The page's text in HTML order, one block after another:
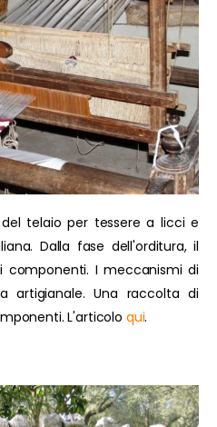
telaio per tessere a licci e
Dalla fase dell'orditura, il
componenti. I meccanismi di
artigianale. Una raccolta di
L'articolo qui.